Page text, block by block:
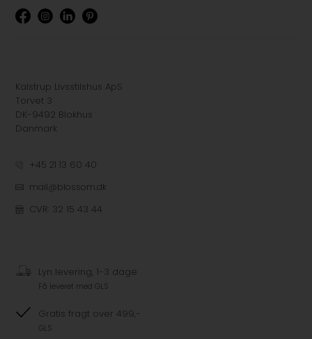
Kalstrup Livsstilshus ApS
Torvet 3
DK-9492 Blokhus
Danmark
+45 21 13 60 40
mail@blossom.dk
CVR: 32 15 43 44
Lyn levering, 1-3 dage
Få leveret med GLS
Gratis fragt over 499,-
GLS